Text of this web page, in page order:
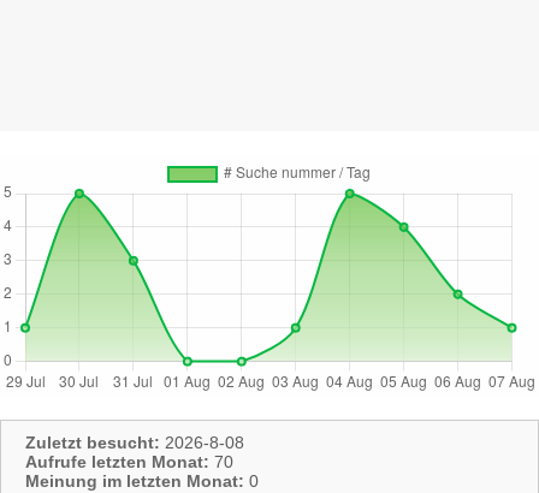
Zuletzt besucht: 2026-8-08
Aufrufe letzten Monat: 70
Meinung im letzten Monat: 0